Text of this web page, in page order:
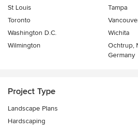
St Louis
Tampa
Toronto
Washington D.C.
Wichita
Wilmington
Ochtrup,
Germany
Project Type
Landscape Plans
Hardscaping